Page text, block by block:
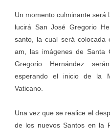
Un momento culminante será
lucirá San José Gregorio
santo, la cual será colocada
am, las imágenes de Santa
Gregorio Hernández
esperando el inicio de la
Vaticano.
Una vez que se realice el
de los nuevos Santos en la